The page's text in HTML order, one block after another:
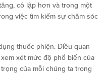
cô lập hơn và trong một
việc tìm kiếm sự chăm sóc
thuốc phiện. Điều quan
xét mức độ phổ biến của
của mỗi chúng ta trong